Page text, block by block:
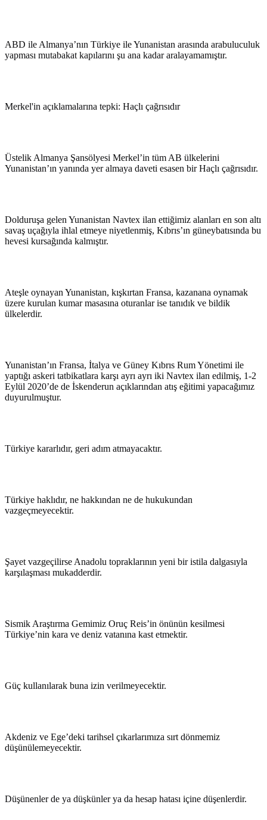
ABD ile Almanya’nın Türkiye ile Yunanistan arasında arabuluculuk
yapması mutabakat kapılarını şu ana kadar aralayamamıştır.
Merkel'in açıklamalarına tepki: Haçlı çağrısıdır
Üstelik Almanya Şansölyesi Merkel’in tüm AB ülkelerini
Yunanistan’ın yanında yer almaya daveti esasen bir Haçlı çağrısıdır.
Dolduruşa gelen Yunanistan Navtex ilan ettiğimiz alanları en son altı
savaş uçağıyla ihlal etmeye niyetlenmiş, Kıbrıs’ın güneybatısında bu
hevesi kursağında kalmıştır.
Ateşle oynayan Yunanistan, kışkırtan Fransa, kazanana oynamak
üzere kurulan kumar masasına oturanlar ise tanıdık ve bildik
ülkelerdir.
Yunanistan’ın Fransa, İtalya ve Güney Kıbrıs Rum Yönetimi ile
yaptığı askeri tatbikatlara karşı ayrı ayrı iki Navtex ilan edilmiş, 1-2
Eylül 2020’de de İskenderun açıklarından atış eğitimi yapacağımız
duyurulmuştur.
Türkiye kararlıdır, geri adım atmayacaktır.
Türkiye haklıdır, ne hakkından ne de hukukundan
vazgeçmeyecektir.
Şayet vazgeçilirse Anadolu topraklarının yeni bir istila dalgasıyla
karşılaşması mukadderdir.
Sismik Araştırma Gemimiz Oruç Reis’in önünün kesilmesi
Türkiye’nin kara ve deniz vatanına kast etmektir.
Güç kullanılarak buna izin verilmeyecektir.
Akdeniz ve Ege’deki tarihsel çıkarlarımıza sırt dönmemiz
düşünülemeyecektir.
Düşünenler de ya düşkünler ya da hesap hatası içine düşenlerdir.